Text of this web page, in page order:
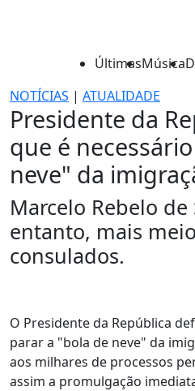
ÚltimasMúsica
NOTÍCIAS | ATUALIDADE
Presidente da
que é
neve" da
Marcelo Rebelo
entanto, mais
consulados.
O Presidente da República
parar a "bola de neve" da
aos milhares de processos
assim a promulgação